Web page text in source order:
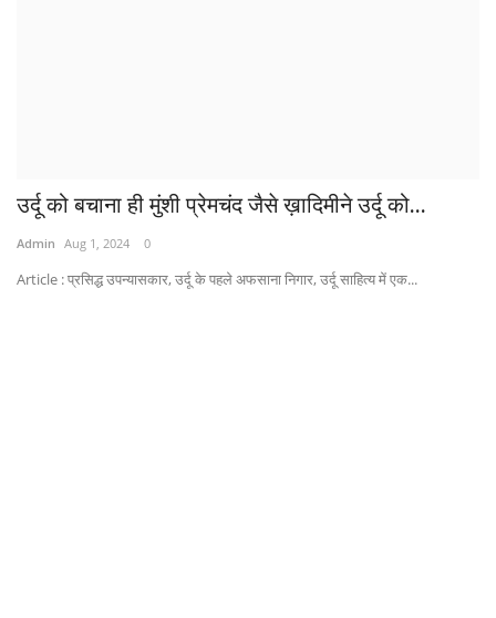
उर्दू को बचाना ही मुंशी प्रेमचंद जैसे ख़ादिमीने उर्दू को...
Admin Aug 1, 2024 0
Article : प्रसिद्ध उपन्यासकार, उर्दू के पहले अफसाना निगार, उर्दू साहित्य में एक...